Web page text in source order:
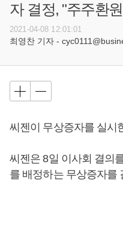
자 결정, "주주환
2021-04-08 12:01:01
최영찬 기자 -
씨젠이 무상증자를 실시
씨젠은 8일 이사회 결의
를 배정하는 무상증자를